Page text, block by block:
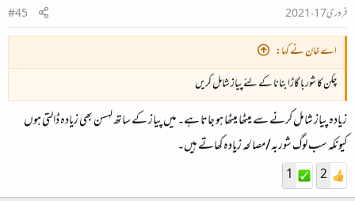
فروری 17، 2021
#45
اے خان نے کہا:
چکن کا شوربا گاڑا بنانا کے لئے پیاز شامل کریں
زیادہ پیاز شامل کرنے سے میٹھا میٹھا ہو جاتا ہے۔ میں پیاز کے ساتھ لہسن بھی زیادہ ڈالتی ہوں
کیونکہ سب لوگ شوربہ/مصالحہ زیادہ کھاتے ہیں۔
2
1